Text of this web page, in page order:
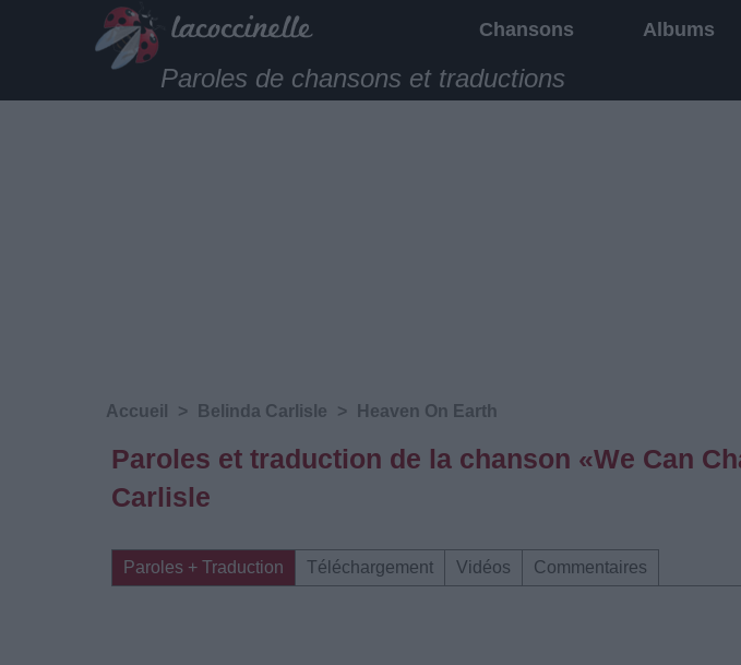
Chansons Albums
Paroles de chansons et traductions
Accueil > Belinda Carlisle > Heaven On Earth
Paroles et traduction de la chanson «We Can
Carlisle
Paroles + Traduction Téléchargement Vidéos Commentaires